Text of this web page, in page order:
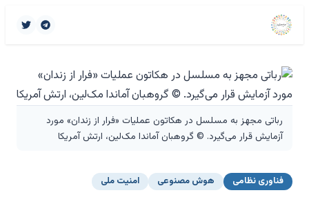
رباتی مجهز به مسلسل در هکاتون عملیات «فرار از زندان» مورد
آزمایش قرار می‌گیرد. © گروهبان آماندا مک‌لین، ارتش آمریکا
فناوری نظامی هوش مصنوعی امنیت ملی